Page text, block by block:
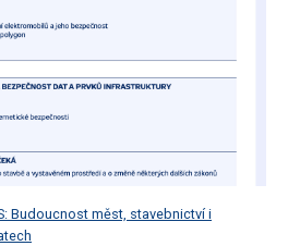
Budoucnost měst, stavebnictví i